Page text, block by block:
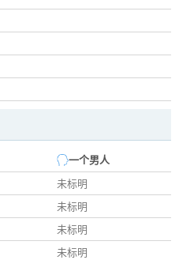
一个男人
未标明
未标明
未标明
未标明